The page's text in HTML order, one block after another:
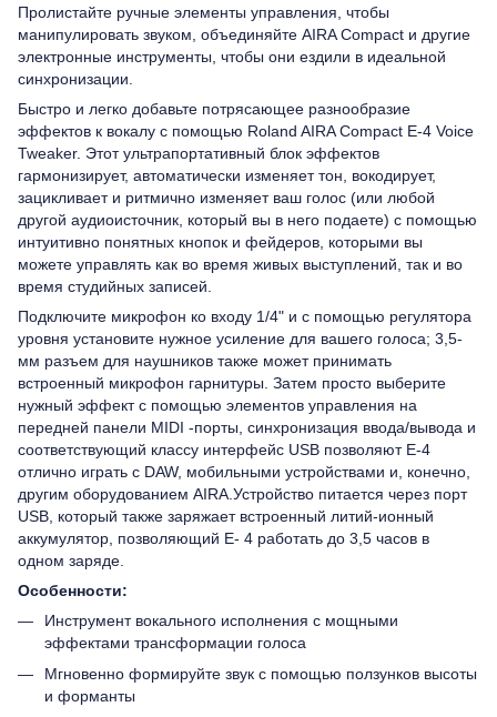
Пролистайте ручные элементы управления, чтобы
манипулировать звуком, объединяйте AIRA Compact и другие
электронные инструменты, чтобы они ездили в идеальной
синхронизации.
Быстро и легко добавьте потрясающее разнообразие
эффектов к вокалу с помощью Roland AIRA Compact E-4 Voice
Tweaker. Этот ультрапортативный блок эффектов
гармонизирует, автоматически изменяет тон, вокодирует,
зацикливает и ритмично изменяет ваш голос (или любой
другой аудиоисточник, который вы в него подаете) с помощью
интуитивно понятных кнопок и фейдеров, которыми вы
можете управлять как во время живых выступлений, так и во
время студийных записей.
Подключите микрофон ко входу 1/4" и с помощью регулятора
уровня установите нужное усиление для вашего голоса; 3,5-
мм разъем для наушников также может принимать
встроенный микрофон гарнитуры. Затем просто выберите
нужный эффект с помощью элементов управления на
передней панели MIDI -порты, синхронизация ввода/вывода и
соответствующий классу интерфейс USB позволяют E-4
отлично играть с DAW, мобильными устройствами и, конечно,
другим оборудованием AIRA.Устройство питается через порт
USB, который также заряжает встроенный литий-ионный
аккумулятор, позволяющий E- 4 работать до 3,5 часов в
одном заряде.
Особенности:
Инструмент вокального исполнения с мощными
эффектами трансформации голоса
Мгновенно формируйте звук с помощью ползунков высоты
и форманты